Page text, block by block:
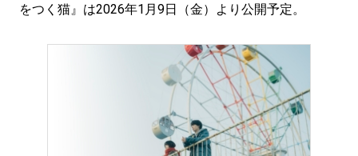
をつく猫』は2026年1月9日（金）より公開予定。